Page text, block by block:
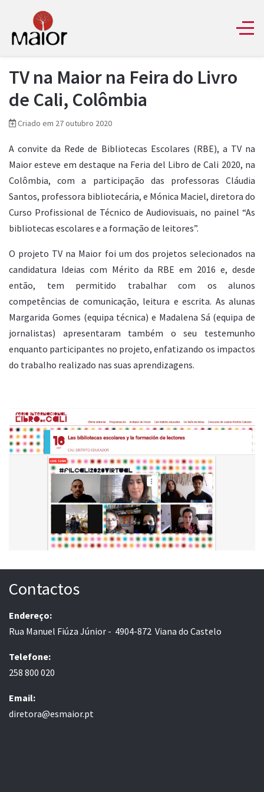
TV na Maior na Feira do Livro
de Cali, Colômbia
Criado em 27 outubro 2020
A convite da Rede de Bibliotecas Escolares (RBE), a TV na
Maior esteve em destaque na Feria del Libro de Cali 2020, na
Colômbia, com a participação das professoras Cláudia
Santos, professora bibliotecária, e Mónica Maciel, diretora do
Curso Profissional de Técnico de Audiovisuais, no painel “As
bibliotecas escolares e a formação de leitores”.
O projeto TV na Maior foi um dos projetos selecionados na
candidatura Ideias com Mérito da RBE em 2016 e, desde
então, tem permitido trabalhar com os alunos
competências de comunicação, leitura e escrita. As alunas
Margarida Gomes (equipa técnica) e Madalena Sá (equipa de
jornalistas) apresentaram também o seu testemunho
enquanto participantes no projeto, enfatizando os impactos
do trabalho realizado nas suas aprendizagens.
Contactos
Endereço:
Rua Manuel Fiúza Júnior - 4904-872 Viana do Castelo
Telefone:
258 800 020
Email:
diretora@esmaior.pt